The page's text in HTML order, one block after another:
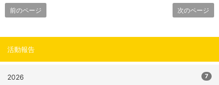
前のページ 次のページ
活動報告
2026 7